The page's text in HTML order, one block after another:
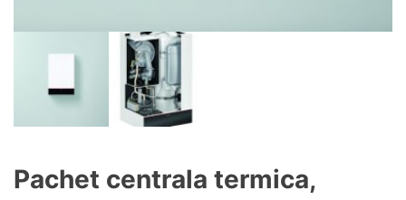
Pachet centrala termica,